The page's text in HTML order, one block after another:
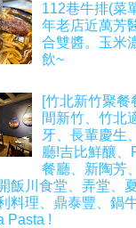
112巷牛排(菜
年老店近萬芳
合雙醬。玉米
飲~
[竹北新竹聚餐
間新竹、竹北
牙、長輩慶生
廳!吉比鮮釀、
餐廳、新陶芳
飯川食堂、弄堂、
料理、鼎泰豐、鍋
Pasta !